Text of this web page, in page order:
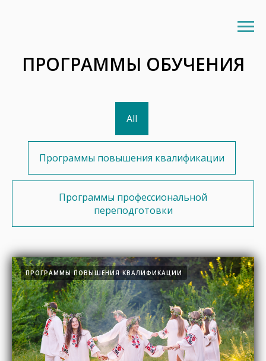
ПРОГРАММЫ ОБУЧЕНИЯ
All
Программы повышения квалификации
Программы профессиональной
переподготовки
ПРОГРАММЫ ПОВЫШЕНИЯ КВАЛИФИКАЦИИ